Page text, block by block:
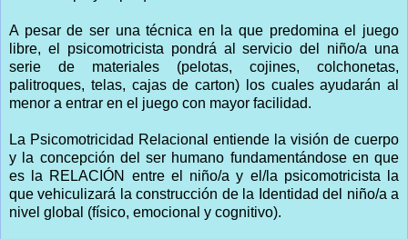
A pesar de ser una técnica en la que predomina el juego
libre, el psicomotricista pondrá al servicio del niño/a una
serie de materiales (pelotas, cojines, colchonetas,
palitroques, telas, cajas de carton) los cuales ayudarán al
menor a entrar en el juego con mayor facilidad.
La Psicomotricidad Relacional entiende la visión de cuerpo
y la concepción del ser humano fundamentándose en que
es la RELACIÓN entre el niño/a y el/la psicomotricista la
que vehiculizará la construcción de la Identidad del niño/a a
nivel global (físico, emocional y cognitivo).